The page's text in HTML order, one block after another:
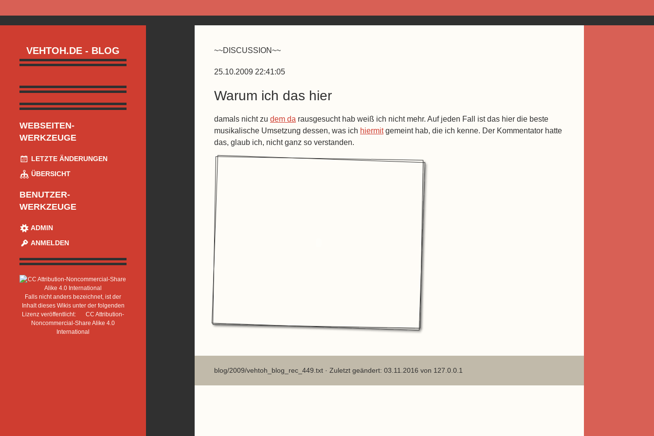
VEHTOH.DE - BLOG
WEBSEITEN-
WERKZEUGE
LETZTE ÄNDERUNGEN
ÜBERSICHT
BENUTZER-
WERKZEUGE
ADMIN
ANMELDEN
Falls nicht anders bezeichnet, ist der
Inhalt dieses Wikis unter der folgenden
Lizenz veröffentlicht:
CC Attribution-
Noncommercial-Share Alike 4.0
International
~~DISCUSSION~~
25.10.2009 22:41:05
Warum ich das hier
damals nicht zu dem da rausgesucht hab weiß ich nicht mehr. Auf jeden Fall ist das hier die beste
musikalische Umsetzung dessen, was ich hiermitgemeint hab, die ich kenne. Der Kommentator hatte
das, glaub ich, nicht ganz so verstanden.
blog/2009/vehtoh_blog_rec_449.txt · Zuletzt geändert: 03.11.2016 von 127.0.0.1